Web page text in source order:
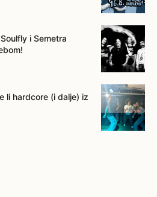
i Semetra
li hardcore (i dalje) iz